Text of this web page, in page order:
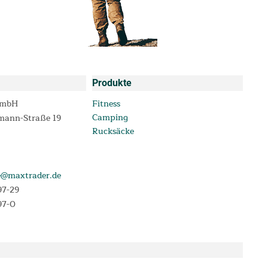
Straße 19
29
0
Produkte
Fitness
Camping
Rucksäcke